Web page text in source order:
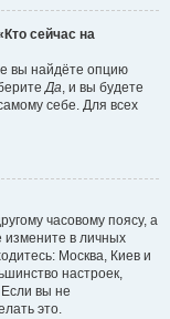
сейчас на
вы найдёте опцию
Да, и вы будете
себе. Для всех
часовому поясу, а
измените в личных
Москва, Киев и
настроек,
Если вы не
это.